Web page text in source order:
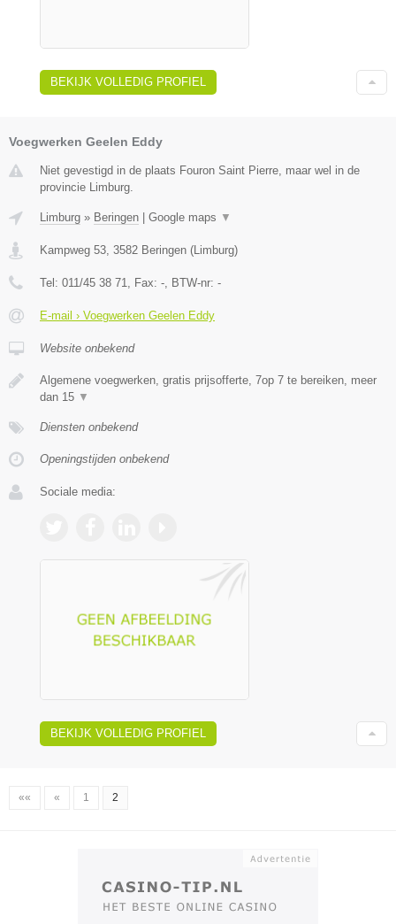
BEKIJK VOLLEDIG PROFIEL
Voegwerken Geelen Eddy
Niet gevestigd in de plaats Fouron Saint Pierre, maar wel in de
provincie Limburg.
Limburg » Beringen Google maps ▼
Kampweg 53, 3582 Beringen (Limburg)
Tel: 011/45 38 71, Fax: -, BTW-nr: -
E-mail › Voegwerken Geelen Eddy
Website onbekend
Algemene voegwerken, gratis prijsofferte, 7op 7 te bereiken, meer
dan 15 ▼
Diensten onbekend
Openingstijden onbekend
Sociale media:
BEKIJK VOLLEDIG PROFIEL
«« « 1 2